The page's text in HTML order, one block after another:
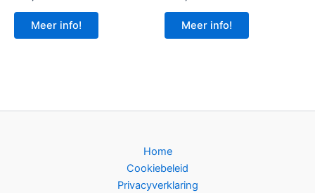
Meer info! Meer info!
Home
Cookiebeleid
Privacyverklaring